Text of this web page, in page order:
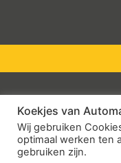
© 2026 –
Koekjes van
Wij gebruiken
optimaal werken ten
gebruiken zijn.